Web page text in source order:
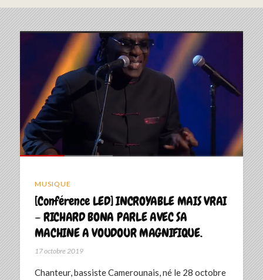
MUSIQUE
[Conférence LED] INCROYABLE MAIS VRAI
– RICHARD BONA PARLE AVEC SA
MACHINE A VOUDOUR MAGNIFIQUE.
17 octobre 2019
Chanteur, bassiste Camerounais, né le 28 octobre